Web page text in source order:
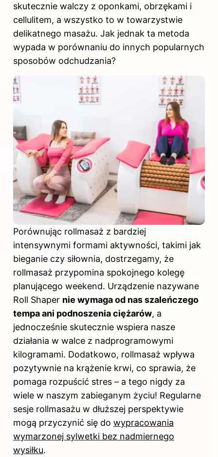
skutecznie walczy z oponkami, obrzękami i
cellulitem, a wszystko to w towarzystwie
delikatnego masażu. Jak jednak ta metoda
wypada w porównaniu do innych popularnych
sposobów odchudzania?
Porównując rollmasaż z bardziej
intensywnymi formami aktywności, takimi jak
bieganie czy siłownia, dostrzegamy, że
rollmasaż przypomina spokojnego kolegę
planującego weekend. Urządzenie nazywane
Roll Shaper nie wymaga od nas szaleńczego
tempa ani podnoszenia ciężarów, a
jednocześnie skutecznie wspiera nasze
działania w walce z nadprogramowymi
kilogramami. Dodatkowo, rollmasaż wpływa
pozytywnie na krążenie krwi, co sprawia, że
pomaga rozpuścić stres – a tego nigdy za
wiele w naszym zabieganym życiu! Regularne
sesje rollmasażu w dłuższej perspektywie
mogą przyczynić się do wypracowania
wymarzonej sylwetki bez nadmiernego
wysiłku.